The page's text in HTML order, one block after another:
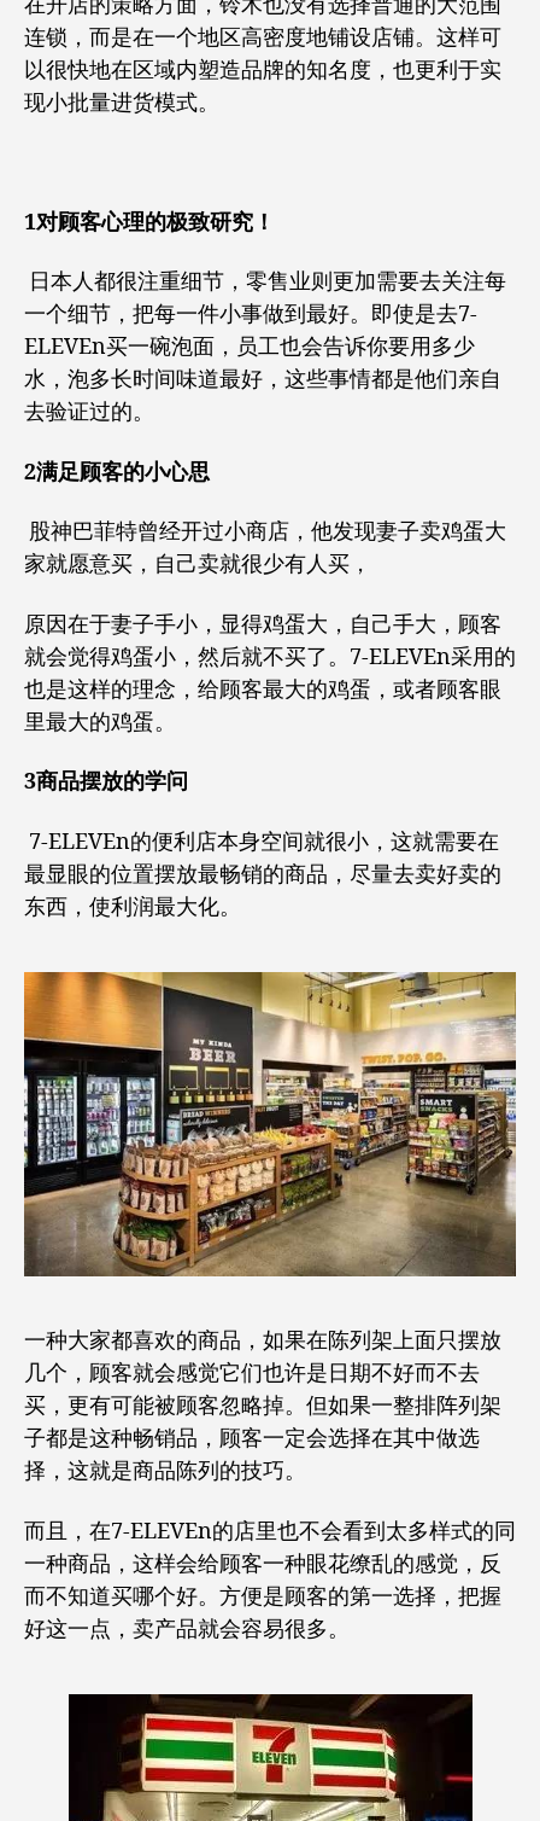
连锁，而是在一个地区高密度地铺设店铺。这样可
以很快地在区域内塑造品牌的知名度，也更利于实
现小批量进货模式。
1对顾客心理的极致研究！
日本人都很注重细节，零售业则更加需要去关注每
一个细节，把每一件小事做到最好。即使是去7-
ELEVEn买一碗泡面，员工也会告诉你要用多少
水，泡多长时间味道最好，这些事情都是他们亲自
去验证过的。
2满足顾客的小心思
股神巴菲特曾经开过小商店，他发现妻子卖鸡蛋大
家就愿意买，自己卖就很少有人买，
原因在于妻子手小，显得鸡蛋大，自己手大，顾客
就会觉得鸡蛋小，然后就不买了。7-ELEVEn采用的
也是这样的理念，给顾客最大的鸡蛋，或者顾客眼
里最大的鸡蛋。
3商品摆放的学问
7-ELEVEn的便利店本身空间就很小，这就需要在
最显眼的位置摆放最畅销的商品，尽量去卖好卖的
东西，使利润最大化。
一种大家都喜欢的商品，如果在陈列架上面只摆放
几个，顾客就会感觉它们也许是日期不好而不去
买，更有可能被顾客忽略掉。但如果一整排阵列架
子都是这种畅销品，顾客一定会选择在其中做选
择，这就是商品陈列的技巧。
而且，在7-ELEVEn的店里也不会看到太多样式的同
一种商品，这样会给顾客一种眼花缭乱的感觉，反
而不知道买哪个好。方便是顾客的第一选择，把握
好这一点，卖产品就会容易很多。